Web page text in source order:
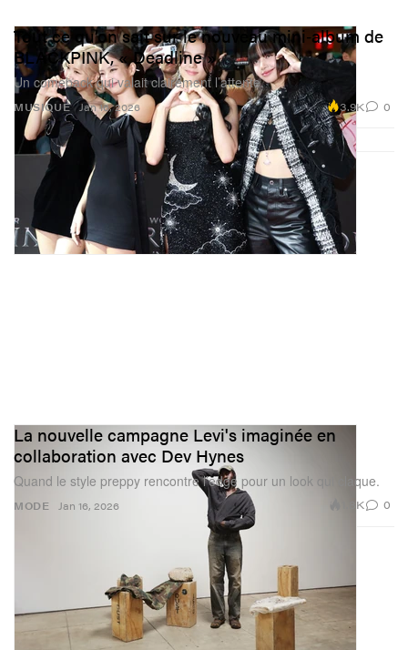
MUSIQUE
Tout ce qu’on sait sur le nouveau mini‑album de
BLACKPINK, « Deadline »
Un comeback qui valait clairement l’attente.
Jan 16, 2026 3.9K 0
MODE
La nouvelle campagne Levi's imaginée en
collaboration avec Dev Hynes
Quand le style preppy rencontre l’edge pour un look qui claque.
Jan 16, 2026 1.8K 0